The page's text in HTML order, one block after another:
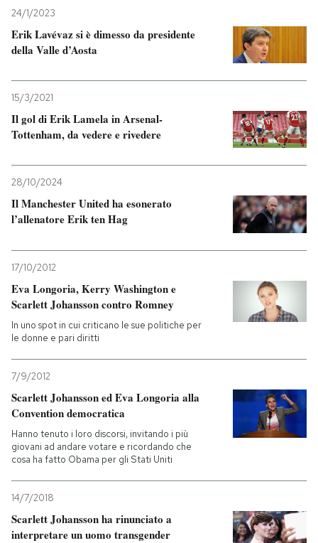
24/1/2023
Erik Lavévaz si è dimesso da presidente
della Valle d’Aosta
15/3/2021
Il gol di Erik Lamela in Arsenal-
Tottenham, da vedere e rivedere
28/10/2024
Il Manchester United ha esonerato
l’allenatore Erik ten Hag
17/10/2012
Eva Longoria, Kerry Washington e
Scarlett Johansson contro Romney
In uno spot in cui criticano le sue politiche per
le donne e pari diritti
7/9/2012
Scarlett Johansson ed Eva Longoria alla
Convention democratica
Hanno tenuto i loro discorsi, invitando i più
giovani ad andare votare e ricordando che
cosa ha fatto Obama per gli Stati Uniti
14/7/2018
Scarlett Johansson ha rinunciato a
interpretare un uomo transgender